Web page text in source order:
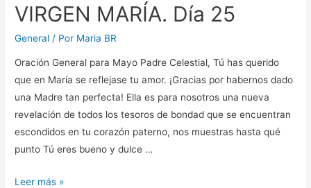
LA
VIRGEN
VIRGEN MARÍA. Día 25
General / Por Maria BR
Oración General para Mayo Padre Celestial, Tú has querido
que en María se reflejase tu amor. ¡Gracias por habernos dado
una Madre tan perfecta! Ella es para nosotros una nueva
revelación de todos los tesoros de bondad que se encuentran
escondidos en tu corazón paterno, nos muestras hasta qué
punto Tú eres bueno y dulce …
MAYO
Leer más »